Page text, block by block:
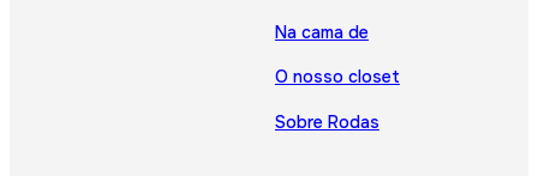
Na cama de
O nosso closet
Sobre Rodas